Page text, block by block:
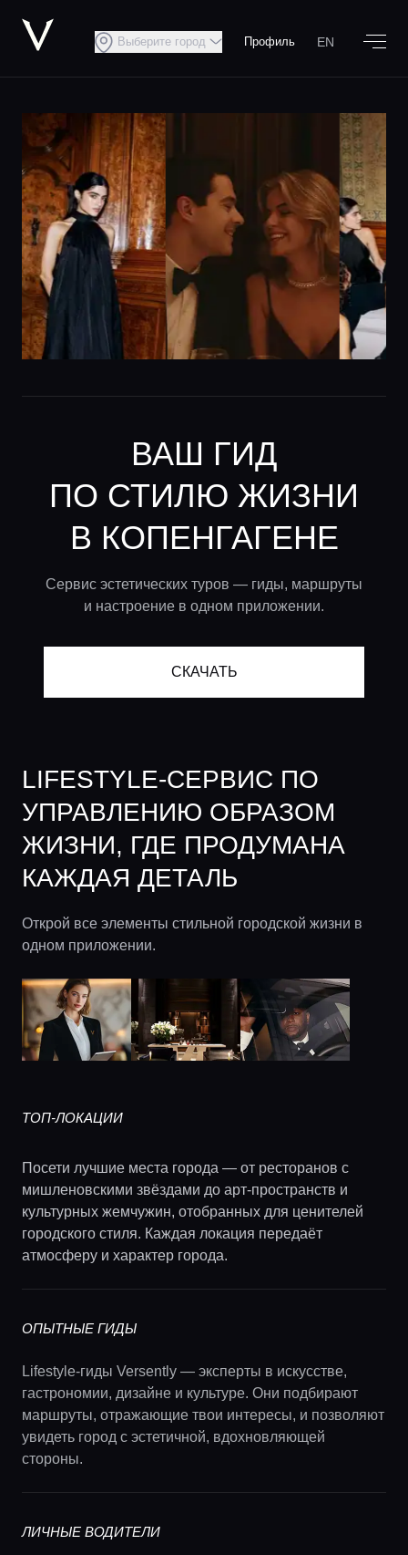
Выберите город Профиль EN
ВАШ ГИД
ПО СТИЛЮ ЖИЗНИ
В КОПЕНГАГЕНЕ
Сервис эстетических туров — гиды, маршруты
и настроение в одном приложении.
СКАЧАТЬ
LIFESTYLE-СЕРВИС ПО
УПРАВЛЕНИЮ ОБРАЗОМ
ЖИЗНИ, ГДЕ ПРОДУМАНА
КАЖДАЯ ДЕТАЛЬ
Открой все элементы стильной городской жизни в
одном приложении.
ТОП-ЛОКАЦИИ
Посети лучшие места города — от ресторанов с
мишленовскими звёздами до арт-пространств и
культурных жемчужин, отобранных для ценителей
городского стиля. Каждая локация передаёт
атмосферу и характер города.
ОПЫТНЫЕ ГИДЫ
Lifestyle-гиды Versently — эксперты в искусстве,
гастрономии, дизайне и культуре. Они подбирают
маршруты, отражающие твои интересы, и позволяют
увидеть город с эстетичной, вдохновляющей
стороны.
ЛИЧНЫЕ ВОДИТЕЛИ